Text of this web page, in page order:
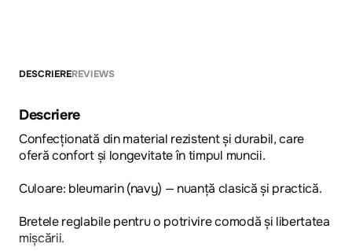
DESCRIEREREVIEWS
Descriere
Confecționată din material rezistent și durabil, care
oferă confort și longevitate în timpul muncii.
Culoare: bleumarin (navy) — nuanță clasică și practică.
Bretele reglabile pentru o potrivire comodă și libertatea
mișcării.